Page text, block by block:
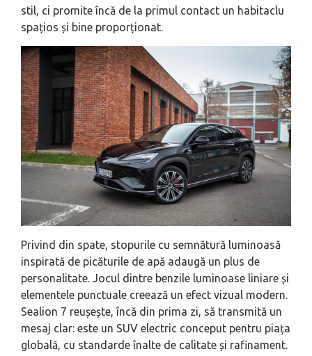
stil, ci promite încă de la primul contact un habitaclu
spațios și bine proporționat.
Privind din spate, stopurile cu semnătură luminoasă
inspirată de picăturile de apă adaugă un plus de
personalitate. Jocul dintre benzile luminoase liniare și
elementele punctuale creează un efect vizual modern.
Sealion 7 reușește, încă din prima zi, să transmită un
mesaj clar: este un SUV electric conceput pentru piața
globală, cu standarde înalte de calitate și rafinament.